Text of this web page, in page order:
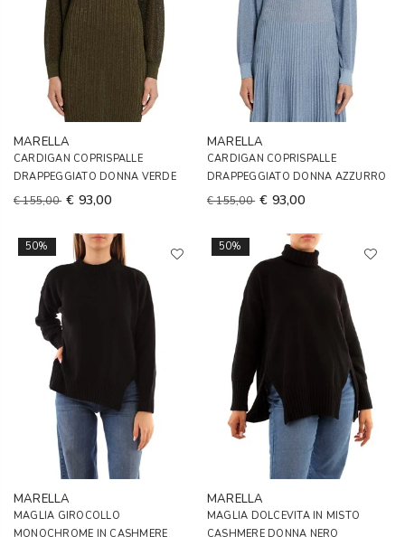
MARELLA
CARDIGAN COPRISPALLE
DRAPPEGGIATO DONNA VERDE
€ 155,00 € 93,00
MARELLA
CARDIGAN COPRISPALLE
DRAPPEGGIATO DONNA AZZURRO
€ 155,00 € 93,00
50%
MARELLA
MAGLIA GIROCOLLO
MONOCHROME IN CASHMERE
50%
MARELLA
MAGLIA DOLCEVITA IN MISTO
CASHMERE DONNA NERO